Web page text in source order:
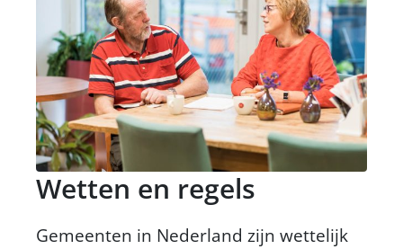
Wetten en regels
Gemeenten in Nederland zijn wettelijk